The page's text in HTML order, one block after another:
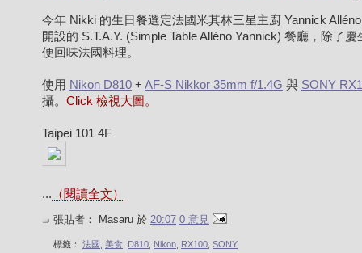
今年 Nikki 的生日餐選定法國米其林三星主廚 Yannick
開設的 S.T.A.Y. (Simple Table Alléno Yannick) 餐廳，除了慶
便回味法國料理。
使用 Nikon D810 + AF-S Nikkor 35mm f/1.4G 與 SONY
攝。 Click 檢視大圖。
Taipei 101 4F
... （閱讀全文）
張貼者： Masaru 於 20:07 0 意見
標籤： 法國 美食 D810 Nikon RX100 SONY